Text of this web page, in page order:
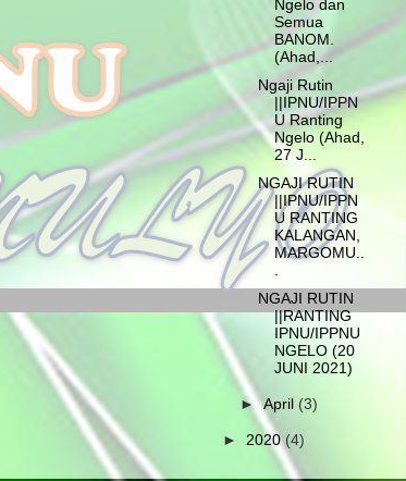
Ngelo dan
Semua
BANOM.
(Ahad,...
Ngaji Rutin
||IPNU/IPPN
U Ranting
Ngelo (Ahad,
27 J...
NGAJI RUTIN
||IPNU/IPPN
U RANTING
KALANGAN,
MARGOMU..
.
NGAJI RUTIN
||RANTING
IPNU/IPPNU
NGELO (20
JUNI 2021)
►April (3)
► 2020(4)